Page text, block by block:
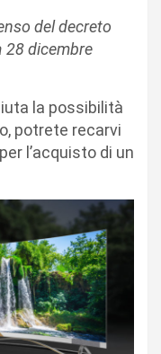
del decreto
28 dicembre
la possibilità
potrete recarvi
l’acquisto di un